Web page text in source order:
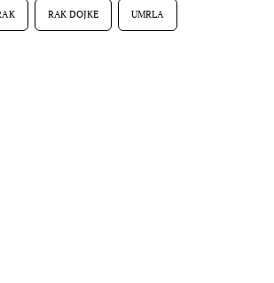
RAK DOJKE UMRLA